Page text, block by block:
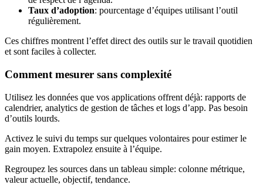
Taux d’adoption: pourcentage d’équipes utilisant l’outil
régulièrement.
Ces chiffres montrent l’effet direct des outils sur le travail quotidien
et sont faciles à collecter.
Comment mesurer sans complexité
Utilisez les données que vos applications offrent déjà: rapports de
calendrier, analytics de gestion de tâches et logs d’app. Pas besoin
d’outils lourds.
Activez le suivi du temps sur quelques volontaires pour estimer le
gain moyen. Extrapolez ensuite à l’équipe.
Regroupez les sources dans un tableau simple: colonne métrique,
valeur actuelle, objectif, tendance.